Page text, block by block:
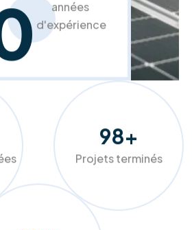
de RM Solutions Group
expert pour une
réussie et
durable.
nous ne nous contentons pas
nous optimisons votre
audits précis et nos solutions sur